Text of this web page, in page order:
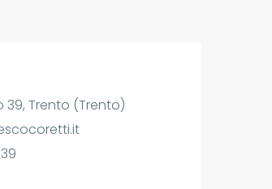
39, Trento (Trento)